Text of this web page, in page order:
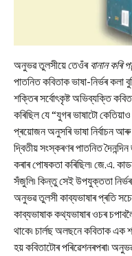
অনুভৱ তুলসীয়ে তেওঁৰ বানান কৰি
পাতনিত কবিতাক ভাষা-নিৰ্ভৰ কলা
শক্তিৰ সৰ্বোৎকৃষ্ট অভিব্যক্তি
কৰিছিল যে “যুগৰ ভাষাটো
প্ৰয়োজন অনুসৰি ভাষা নিৰ্বাচন আৰু
দ্বিতীয় সংস্কৰণৰ পাতনিত
কৰাৰ পোষকতা কৰিছিল৷ জে.এ.
সঁজুলি৷ কিন্তু সেই উপযুক্ততা
অনুভৱ তুলসী কাব্যভাষাৰ প্ৰতি
কাব্যভাষাক কথ্যভাষাৰ ওচৰ
থাকে৷ চাৰ্লছ অলছনে কবিতাক
হয় কবিতাটোৰ পৰিৱেশনৰপৰা৷